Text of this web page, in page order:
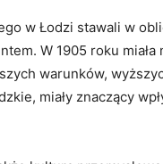
w Łodzi stawali w
W 1905 roku
warunków,
miały znaczący